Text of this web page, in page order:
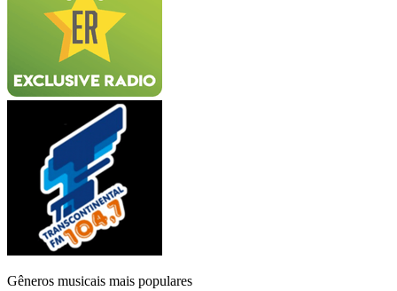
Gêneros musicais mais populares